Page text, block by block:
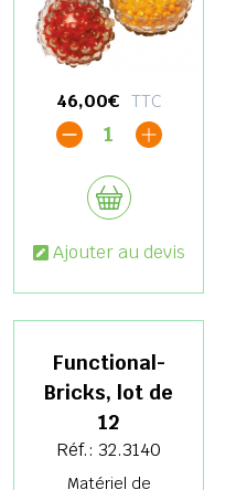
46,00€ TTC
1
Ajouter au devis
Functional-
Bricks, lot de
12
Réf.: 32.3140
Matériel de